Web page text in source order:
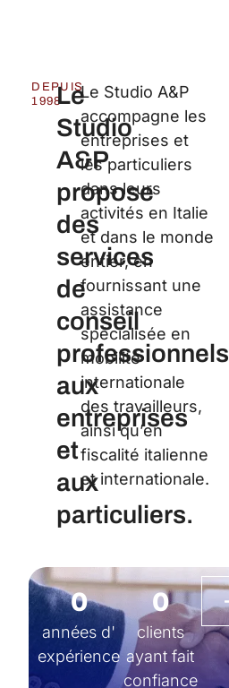
DEPUIS
1998Le
Studio
A&P
propose
des
services
de
conseil
professionnels
aux
entreprises
et
aux
particuliers.
Le Studio A&P
accompagne les
entreprises et
les particuliers
dans leurs
activités en Italie
et dans le monde
entier, en
fournissant une
assistance
spécialisée en
mobilité
internationale
des travailleurs,
ainsi qu’en
fiscalité italienne
et internationale.
années d'
expérience
0
clients
ayant fait
confiance
0